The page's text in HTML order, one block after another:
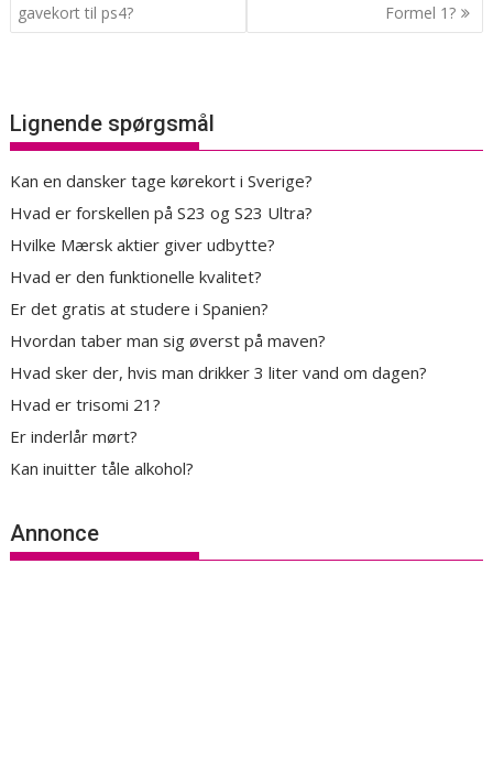
gavekort til ps4?
Formel 1?
Lignende spørgsmål
Kan en dansker tage kørekort i Sverige?
Hvad er forskellen på S23 og S23 Ultra?
Hvilke Mærsk aktier giver udbytte?
Hvad er den funktionelle kvalitet?
Er det gratis at studere i Spanien?
Hvordan taber man sig øverst på maven?
Hvad sker der, hvis man drikker 3 liter vand om dagen?
Hvad er trisomi 21?
Er inderlår mørt?
Kan inuitter tåle alkohol?
Annonce